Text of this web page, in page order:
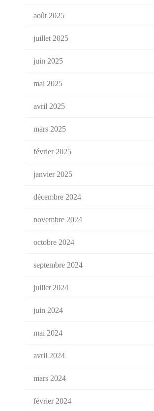
août 2025
juillet 2025
juin 2025
mai 2025
avril 2025
mars 2025
février 2025
janvier 2025
décembre 2024
novembre 2024
octobre 2024
septembre 2024
juillet 2024
juin 2024
mai 2024
avril 2024
mars 2024
février 2024